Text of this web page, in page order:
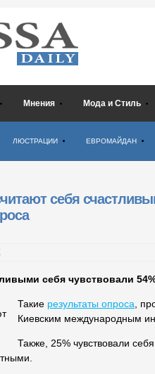
Мнения Мода и Стиль
ЛЮСТРАЦИИ ЕВРОМАЙДАН
себя
себя чувствовали
Такие результаты опроса,
Киевским международным
Также, 25% чувствовали